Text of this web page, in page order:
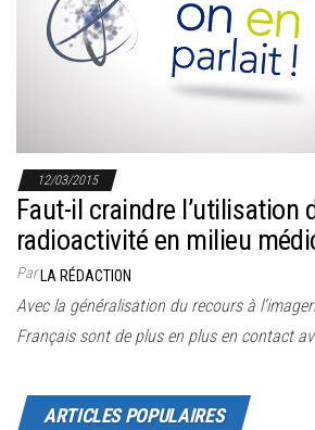
12/03/2015
Faut-il craindre l’utilisation
radioactivité en milieu
ParLA RÉDACTION
Avec la généralisation du recours à
Français sont de plus en plus en contact
ARTICLES POPULAIRES